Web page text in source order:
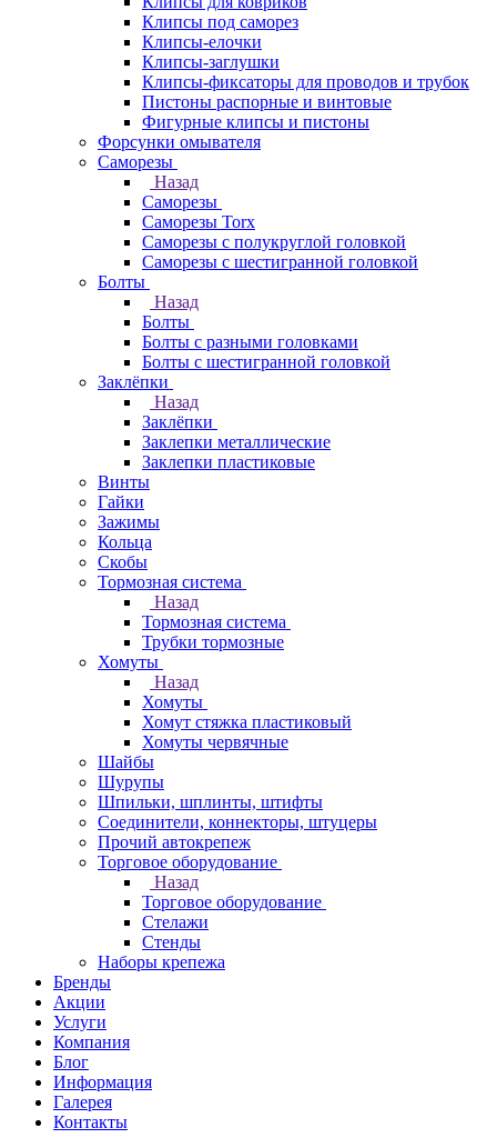
Клипсы под саморез
Клипсы-елочки
Клипсы-заглушки
Клипсы-фиксаторы для проводов и трубок
Пистоны распорные и винтовые
Фигурные клипсы и пистоны
Форсунки омывателя
Саморезы
Назад
Саморезы
Саморезы Torx
Саморезы с полукруглой головкой
Саморезы с шестигранной головкой
Болты
Назад
Болты
Болты с разными головками
Болты с шестигранной головкой
Заклёпки
Назад
Заклёпки
Заклепки металлические
Заклепки пластиковые
Винты
Гайки
Зажимы
Кольца
Скобы
Тормозная система
Назад
Тормозная система
Трубки тормозные
Хомуты
Назад
Хомуты
Хомут стяжка пластиковый
Хомуты червячные
Шайбы
Шурупы
Шпильки, шплинты, штифты
Соединители, коннекторы, штуцеры
Прочий автокрепеж
Торговое оборудование
Назад
Торговое оборудование
Стелажи
Стенды
Наборы крепежа
Бренды
Акции
Услуги
Компания
Блог
Информация
Галерея
Контакты